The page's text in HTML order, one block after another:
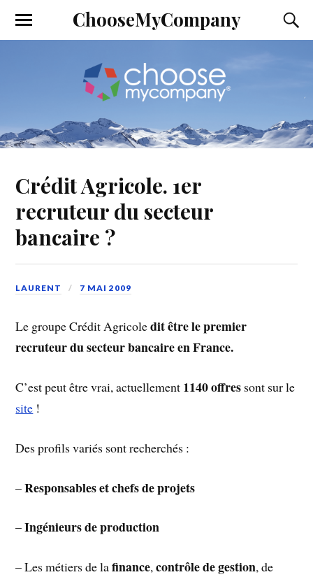
ChooseMyCompany
Crédit Agricole. 1er
recruteur du secteur
bancaire ?
LAURENT 7 MAI 2009
Le groupe Crédit Agricoledit être le premier
recruteur du secteur bancaire en France.
C’est peut être vrai, actuellement 1140 offres sont sur le
site !
Des profils variés sont recherchés :
–Responsables et chefs de projets
–Ingénieurs de production
– Les métiers de lafinance,contrôle de gestion, de